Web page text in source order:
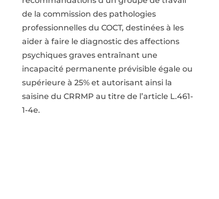
de la commission des pathologies
professionnelles du COCT, destinées à les
aider à faire le diagnostic des affections
psychiques graves entraînant une
incapacité permanente prévisible égale ou
supérieure à 25% et autorisant ainsi la
saisine du CRRMP au titre de l’article L.461-
1-4e.